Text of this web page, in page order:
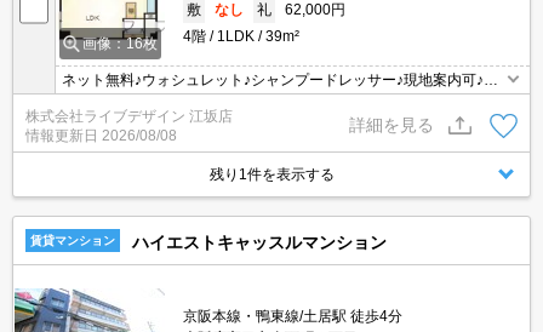
画像：16枚
敷 なし 礼
62,000円
4階
1LDK 39m²
ネット無料♪ウォシュレット♪シャンプードレッサー♪現地案内可♪オ
ンライン内見可♪
株式会社ライブデザイン 江坂店
情報更新日 2026/08/08
詳細を見る
残り1件を表示する
賃貸マンション ハイエストキャッスルマンション
京阪本線・鴨東線/土居駅 徒歩4分